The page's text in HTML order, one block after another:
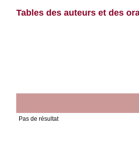
Tables des auteurs et des
Pas de résultat